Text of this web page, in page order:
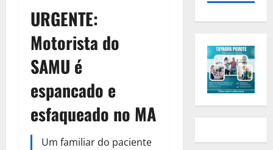
URGENTE:
Motorista do
SAMU é
espancado e
esfaqueado no MA
Um familiar do paciente